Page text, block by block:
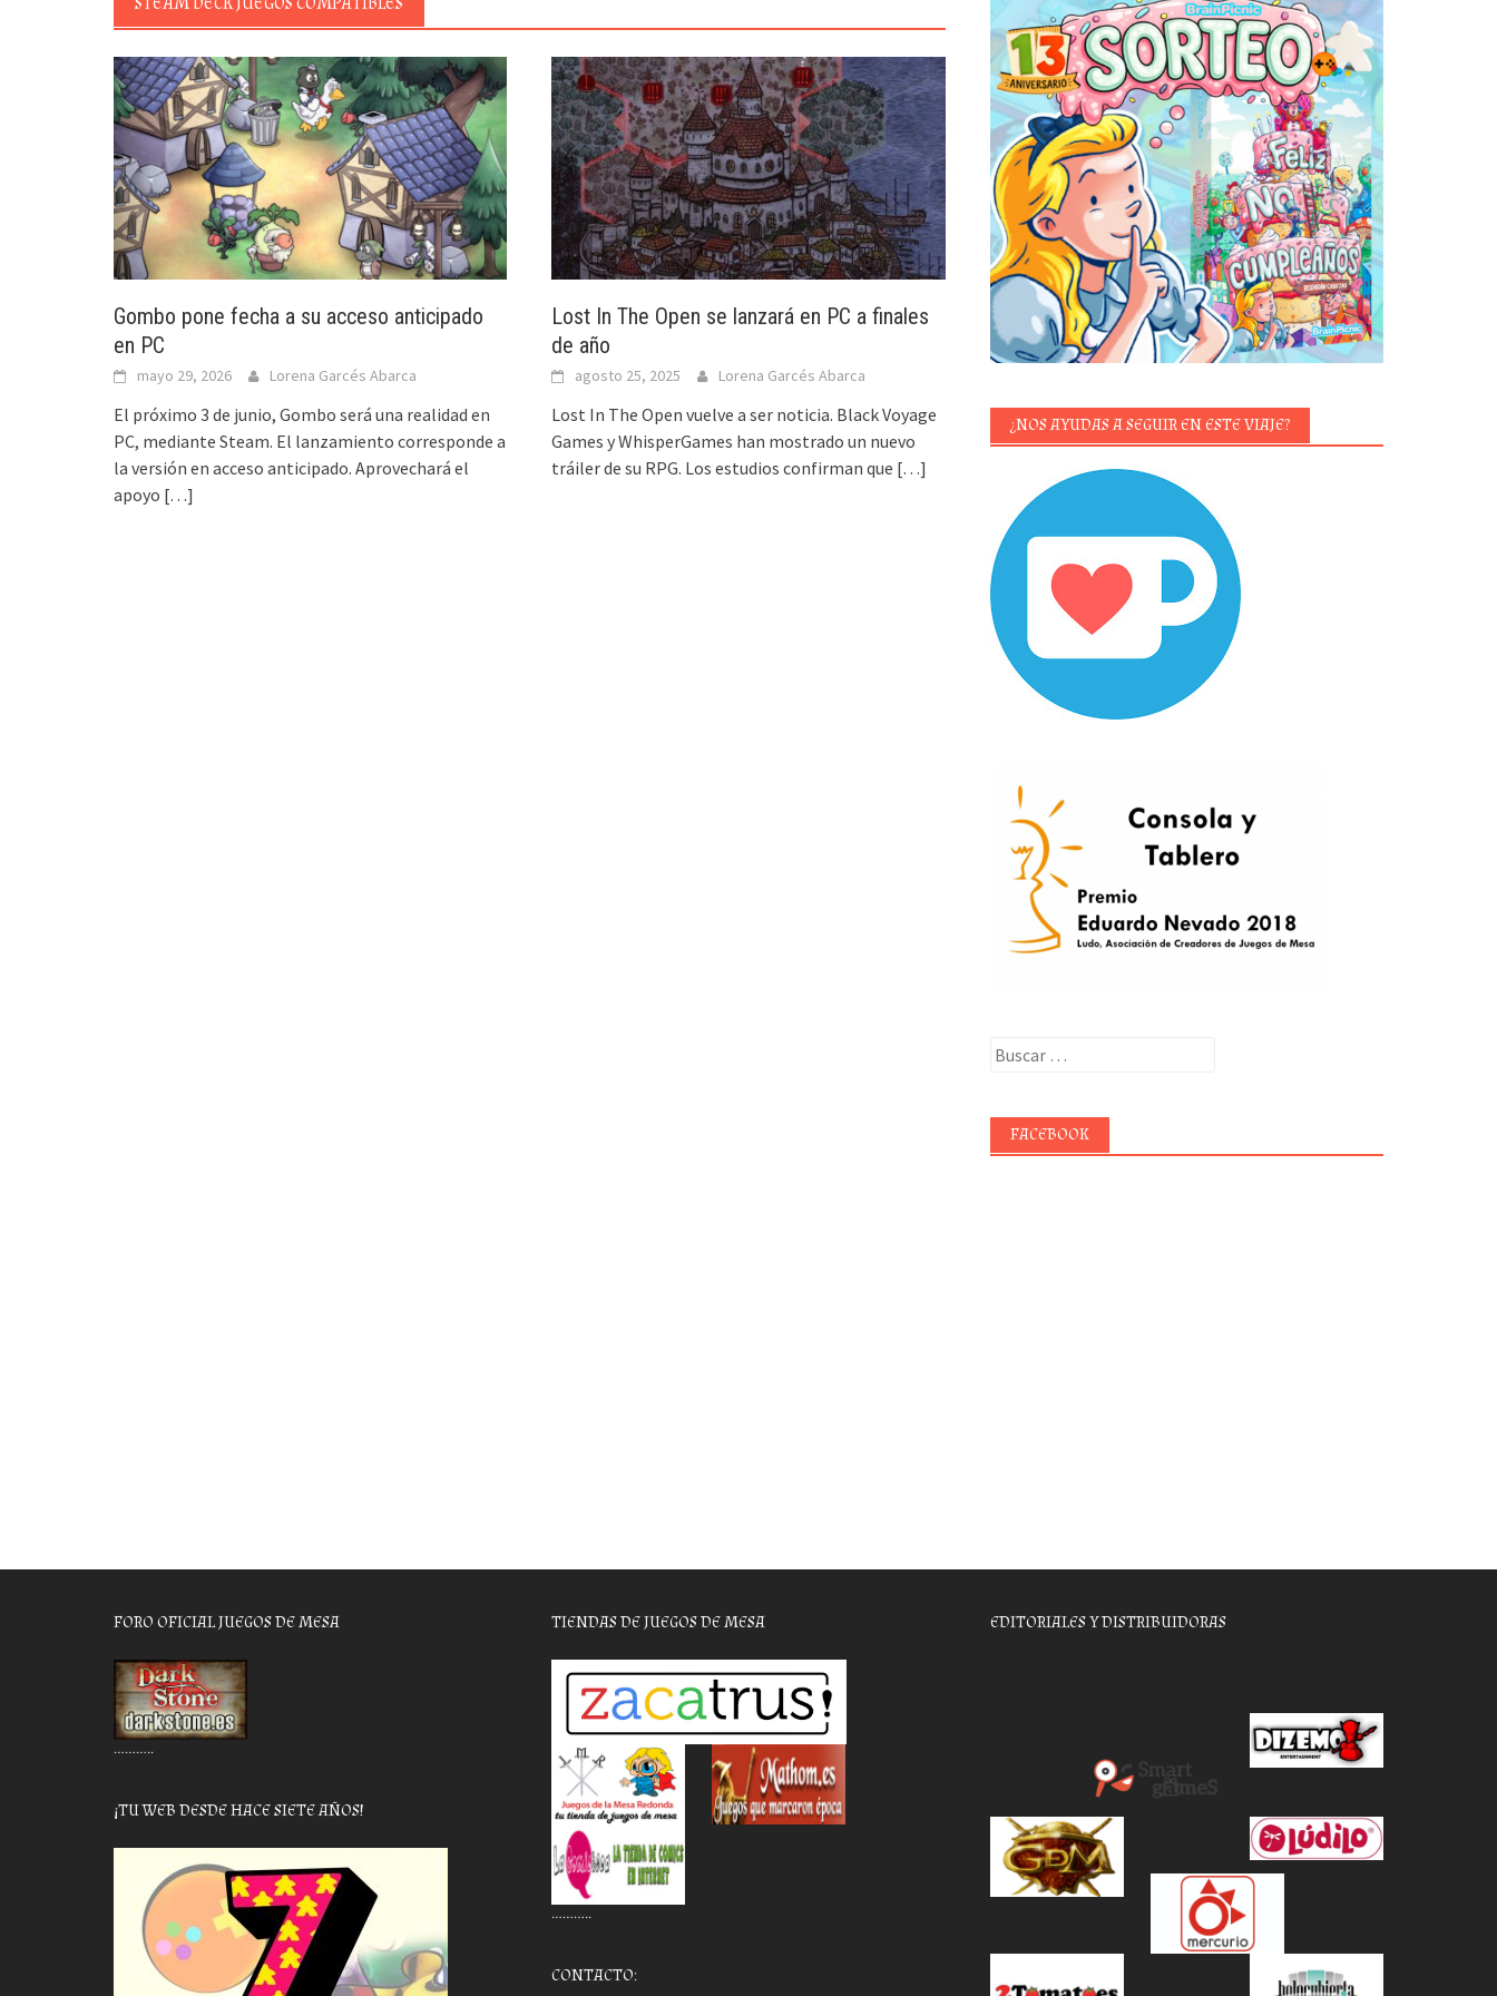
Gombo pone fecha a su acceso anticipado
en PC
mayo 29, 2026 Lorena Garcés Abarca
El próximo 3 de junio, Gombo será una realidad en
PC, mediante Steam. El lanzamiento corresponde a
la versión en acceso anticipado. Aprovechará el
apoyo […]
Lost In The Open se lanzará en PC a finales
de año
agosto 25, 2025 Lorena Garcés Abarca
Lost In The Open vuelve a ser noticia. Black Voyage
Games y WhisperGames han mostrado un nuevo
tráiler de su RPG. Los estudios confirman que […]
¿NOS AYUDAS A SEGUIR EN ESTE VIAJE?
Buscar:
FACEBOOK
FORO OFICIAL JUEGOS DE MESA
………..
¡TU WEB DESDE HACE SIETE AÑOS!
TIENDAS DE JUEGOS DE MESA
………..
CONTACTO:
EDITORIALES Y DISTRIBUIDORAS